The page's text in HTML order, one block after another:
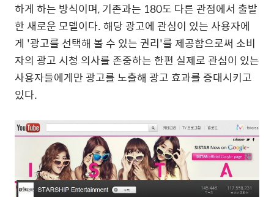
하게 하는 방식이며, 기존과는 180도 다른 관점에서 출발
한 새로운 모델이다. 해당 광고에 관심이 있는 사용자에
게 '광고를 선택해 볼 수 있는 권리'를 제공함으로써 소비
자의 광고 시청 의사를 존중하는 한편 실제로 관심이 있는
사용자들에게만 광고를 노출해 광고 효과를 증대시키고
있다.